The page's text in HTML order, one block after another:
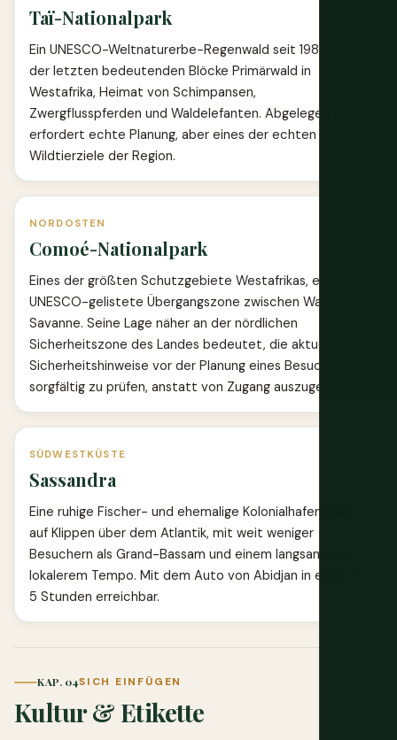
Taï-Nationalpark
Ein UNESCO-Weltnaturerbe-Regenwald seit 1982, einer
der letzten bedeutenden Blöcke Primärwald in
Westafrika, Heimat von Schimpansen,
Zwergflusspferden und Waldelefanten. Abgelegen und
erfordert echte Planung, aber eines der echten
Wildtierziele der Region.
NORDOSTEN
Comoé-Nationalpark
Eines der größten Schutzgebiete Westafrikas, eine
UNESCO-gelistete Übergangszone zwischen Wald und
Savanne. Seine Lage näher an der nördlichen
Sicherheitszone des Landes bedeutet, die aktuellen
Sicherheitshinweise vor der Planung eines Besuchs
sorgfältig zu prüfen, anstatt von Zugang auszugehen.
SÜDWESTKÜSTE
Sassandra
Eine ruhige Fischer- und ehemalige Kolonialhafenstadt
auf Klippen über dem Atlantik, mit weit weniger
Besuchern als Grand-Bassam und einem langsameren,
lokalerem Tempo. Mit dem Auto von Abidjan in etwa 4-
5 Stunden erreichbar.
KAP. 04SICH EINFÜGEN
Kultur & Etikette